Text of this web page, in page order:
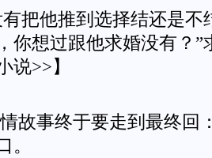
把他推到选择结还是不
你想过跟他求婚没有？”
>>】
事终于要走到最终回
。